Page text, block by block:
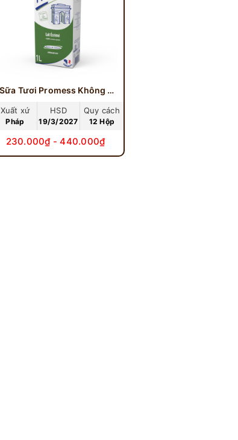
Sữa Tươi Promess Không Béo 1 Lít
Xuất xứ
Pháp
HSD
19/3/2027
Quy cách
12 Hộp
230.000₫ - 440.000₫